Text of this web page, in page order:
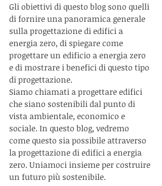
Gli obiettivi di questo blog sono quelli
di fornire una panoramica generale
sulla progettazione di edifici a
energia zero, di spiegare come
progettare un edificio a energia zero
e di mostrare i benefici di questo tipo
di progettazione.
Siamo chiamati a progettare edifici
che siano sostenibili dal punto di
vista ambientale, economico e
sociale. In questo blog, vedremo
come questo sia possibile attraverso
la progettazione di edifici a energia
zero. Uniamoci insieme per costruire
un futuro più sostenibile.